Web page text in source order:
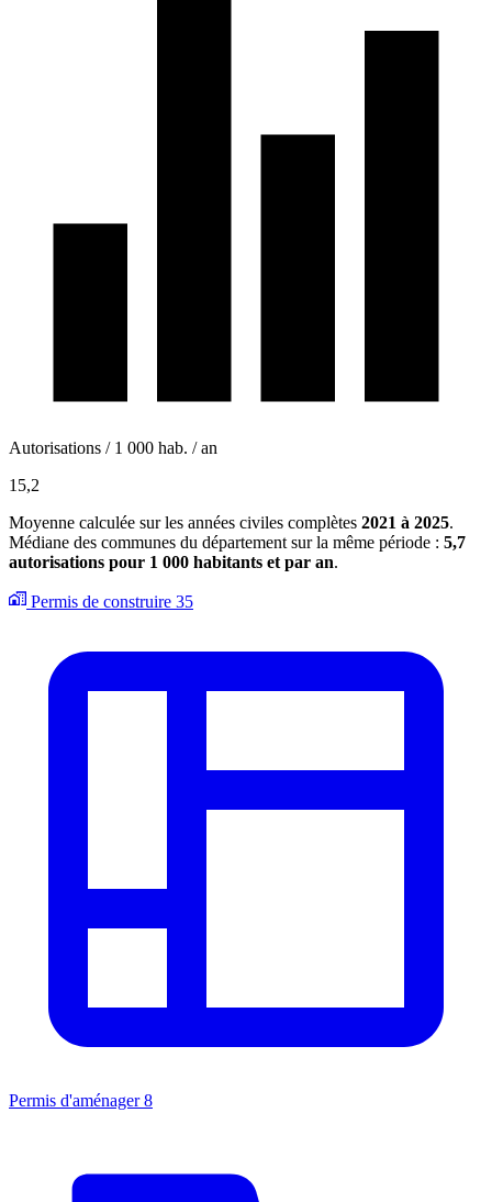
Autorisations / 1 000 hab. / an
15,2
Moyenne calculée sur les années civiles complètes 2021 à 2025.
Médiane des communes du département sur la même période : 5,7
autorisations pour 1 000 habitants et par an.
Permis de construire 35
Permis d'aménager 8